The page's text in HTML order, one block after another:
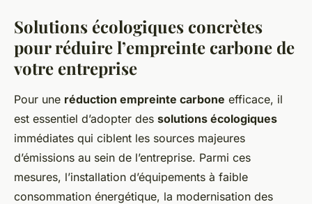
Solutions écologiques concrètes
pour réduire l’empreinte carbone de
votre entreprise
Pour une réduction empreinte carbone efficace, il
est essentiel d’adopter des solutions écologiques
immédiates qui ciblent les sources majeures
d’émissions au sein de l’entreprise. Parmi ces
mesures, l’installation d’équipements à faible
consommation énergétique, la modernisation des